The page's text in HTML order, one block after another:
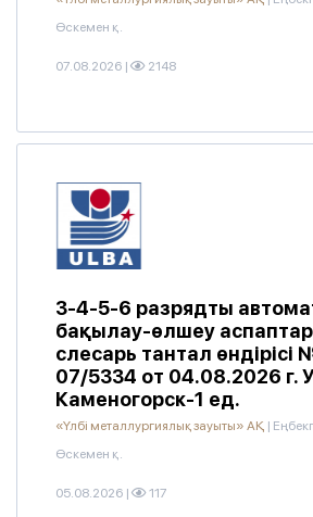
Өскемен қ.
07.08.2026 | 2148
3-4-5-6 разрядты
бақылау-өлшеу
слесарь тантал өндірісі
07/5334 от 04.08.2026 г.
Каменогорск-1 ед.
«Үлбі металлургиялық зауыты» АҚ |
Өскемен қ.
05.08.2026 | 117